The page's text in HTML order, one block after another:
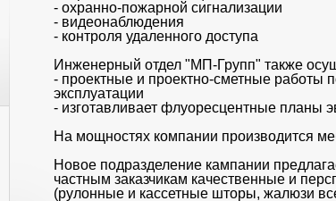
- охранно-пожарной сигнализации
- видеонаблюдения
- контроля удаленного доступа
Инженерный отдел "МП-Групп" также
- проектные и проектно-сметные работы
эксплуатации
- изготавливает флуоресцентные планы
На мощностях компании производится
Новое подразделение кампании
частным заказчикам качественные и
(рулонные и кассетные шторы, жалюзи